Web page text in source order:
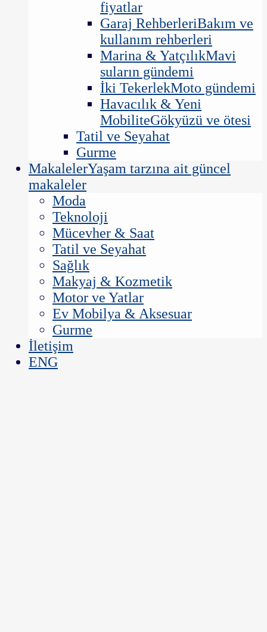
fiyatlar
Garaj RehberleriBakım ve
kullanım rehberleri
Marina & YatçılıkMavi
suların gündemi
İki TekerlekMoto gündemi
Havacılık & Yeni
MobiliteGökyüzü ve ötesi
Tatil ve Seyahat
Gurme
MakalelerYaşam tarzına ait güncel
makaleler
Moda
Teknoloji
Mücevher & Saat
Tatil ve Seyahat
Sağlık
Makyaj & Kozmetik
Motor ve Yatlar
Ev Mobilya & Aksesuar
Gurme
İletişim
ENG